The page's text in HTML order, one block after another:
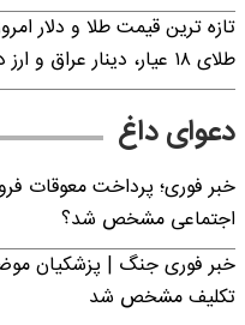
طلای ۱۸ عیار، دینار عراق و ارز دیجیتال +جدول (آنلاین)
دعوای داغ
خبر فوری؛ پرداخت معوقات
اجتماعی مشخص شد؟
خبر فوری جنگ | پزشکیان
تکلیف مشخص شد